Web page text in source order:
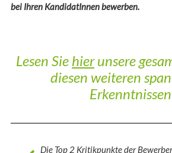
bei Ihren KandidatInnen bewerben.
Lesen Sie hierunsere
diesen weiteren
Die Top 2 Kritikpunkte der